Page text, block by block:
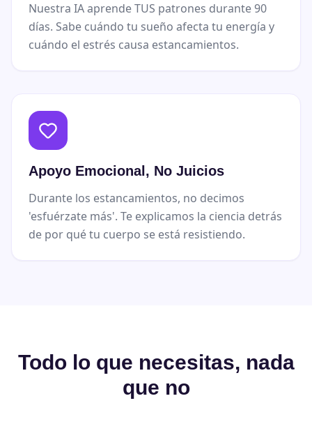
Nuestra IA aprende TUS patrones durante 90
días. Sabe cuándo tu sueño afecta tu energía y
cuándo el estrés causa estancamientos.
Apoyo Emocional, No Juicios
Durante los estancamientos, no decimos
'esfuérzate más'. Te explicamos la ciencia detrás
de por qué tu cuerpo se está resistiendo.
Todo lo que necesitas, nada
que no